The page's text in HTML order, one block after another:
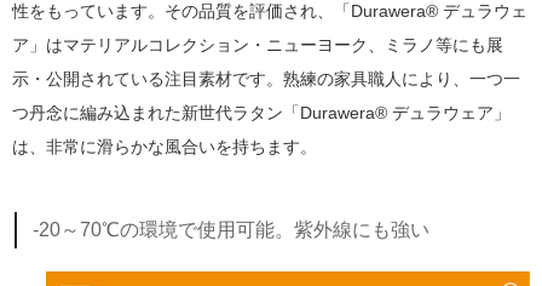
性をもっています。その品質を評価され、「Durawera® デュラウェ
ア」はマテリアルコレクション・ニューヨーク、ミラノ等にも展
示・公開されている注目素材です。熟練の家具職人により、一つ一
つ丹念に編み込まれた新世代ラタン「Durawera® デュラウェア」
は、非常に滑らかな風合いを持ちます。
-20～70℃の環境で使用可能。紫外線にも強い